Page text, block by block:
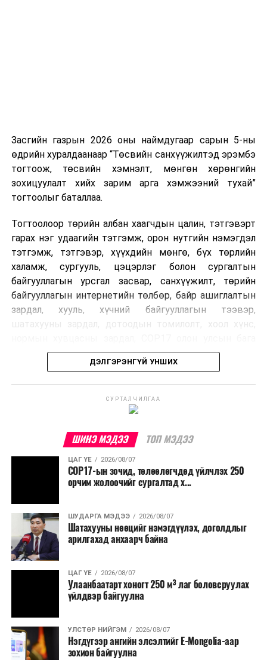
Шинэ хууль Францын зах зээлд үйлчилдэг гадаадын
дуудлагын төвүүдэд нөлөөлөхөөр байна. Тухайлбал,
Мароккогийн дуудлагын төвүүдийн орлогын 80 гаруй
хувь Францын зах зээлээс бүрддэг бөгөөд тус улсын
40–50 мянган ажлын байр эрсдэлд орж болзошгүйг
Засгийн газрын 2026 оны наймдугаар сарын 5-ны
өдрийн хуралдаанаар “Төсвийн санхүүжилтэд эрэмбэ
тогтоож, төсвийн хэмнэлт, мөнгөн хөрөнгийн
зохицуулалт хийх зарим арга хэмжээний тухай”
тогтоолыг баталлаа.
Тогтоолоор төрийн албан хаагчдын цалин, тэтгэвэрт
гарах нэг удаагийн тэтгэмж, орон нутгийн нэмэгдэл
тэтгэмж, тэтгэвэр, хүүхдийн мөнгө, бүх төрлийн
халамж, сургууль, цэцэрлэг болон сургалтын
байгууллагын урсгал засвар, санхүүжилт, төрийн
байгууллагын интернетийн төлбөр, байр ашиглалтын
зардал, хууль, хүчний байгууллагын тээвэр,
хурлын зардал, Засгийн газрын өр, орон нутгийн нөөц
хөрөнгийн санхүүжилтийг хэвийн үргэлжлүүлэхээр
шийдвэрлэжээ.
Харин дараах зардлыг хязгаарлахаар болсон байна.
шийдвэртэйгээс бусад хурал, зөвлөгөөн, ой,
тэмдэглэлт өдөр, найр наадам, соёлын арга
Урьдчилан төлөвлөсөн төрийн өндөр албан
тушаалтны томилолтоос бусад гадаад
томилолт, гадаадын зочин хүлээн авах зардал;
Зайлшгүй шаардлагагүй тоног төхөөрөмж,
тавилга, автомашин худалдан авах;
Батлан хамгаалах, хууль зүйн салбараас бусад
Хуулиар заавал мэдээлэхээс бусад кино,
контент, хэвлэлийн зардал;
ДЭЛГЭРЭНГҮЙ УНШИХ
СУРТАЛЧИЛГАА
ШИНЭ МЭДЭЭ ТОП МЭДЭЭ
ЦАГ ҮЕ 2026/08/07
COP17-ын зочид, төлөөлөгчдөд үйлчлэх 250
орчим жолоочийг сургалтад х...
ШУДАРГА МЭДЭЭ 2026/08/07
Шатахууны нөөцийг нэмэгдүүлэх, доголдлыг
арилгахад анхаарч байна
ЦАГ ҮЕ 2026/08/07
Улаанбаатарт хоногт 250 м³ лаг боловсруулах
үйлдвэр байгуулна
УЛСТӨР НИЙГЭМ 2026/08/07
Нэгдүгээр ангийн элсэлтийг E-Mongolia-аар
зохион байгуулна